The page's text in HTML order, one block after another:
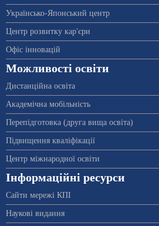
Українсько-Японський центр
Центр розвитку кар'єри
Офіс інновацій
Можливості освіти
Дистанційна освіта
Академічна мобільність
Перепідготовка (друга вища освіта)
Підвищення кваліфікації
Центр міжнародної освіти
Інформаційні ресурси
Сайти мережі КПІ
Наукові видання